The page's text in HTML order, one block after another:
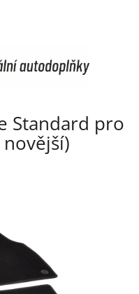
Standard pro
novější)